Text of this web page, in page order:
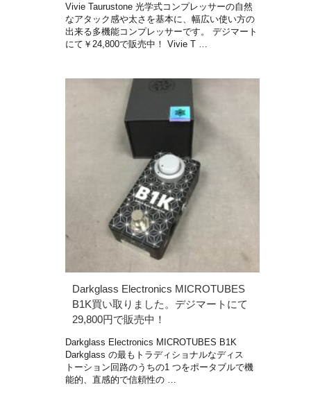
Vivie Taurustone 光学式コンプレッサーの自然
なアタック感や太さを基本に、幅広い使い方の
出来る多機能コンプレッサーです。 デジマート
にて￥24,800で販売中！ Vivie T …
Darkglass Electronics MICROTUBES
B1K買い取りました。デジマートにて
29,800円で販売中！
Darkglass Electronics MICROTUBES B1K
Darkglass の最もトラディショナルなディス
トーション回路のうちの1 つをポータブルで機
能的、直感的で信頼性の …